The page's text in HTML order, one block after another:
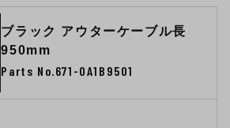
ブラック アウターケーブル長
950mm
Parts No.671-0A1B9501